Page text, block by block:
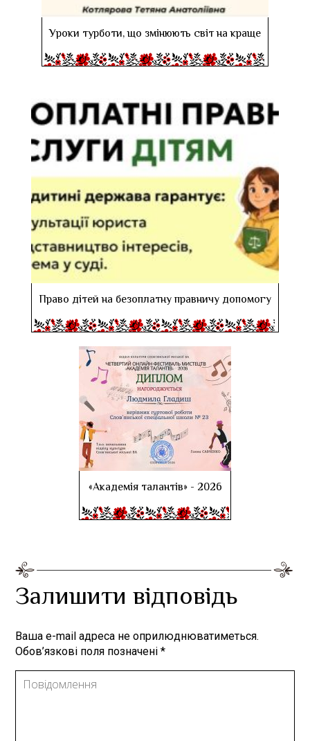
Уроки турботи, що змінюють світ на краще
Право дітей на безоплатну правничу допомогу
«Академія талантів» - 2026
Залишити відповідь
Ваша e-mail адреса не оприлюднюватиметься.
Обов’язкові поля позначені*